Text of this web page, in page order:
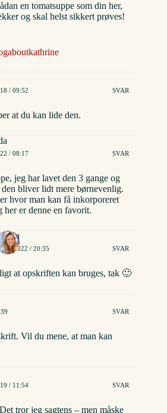
en tomatsuppe som din her,
og skal helst sikkert prøves!
/ 09:52 SVAR
at du kan lide den.
/ 08:17 SVAR
jeg har lavet den 3 gange og
den bliver lidt mere børnevenlig.
hvor man kan få inkorporeret
er denne en favorit.
12/2022 / 20:35 SVAR
at opskriften kan bruges, tak 🙂
SVAR
Vil du mene, at man kan
/ 11:54 SVAR
tror jeg sagtens – men måske